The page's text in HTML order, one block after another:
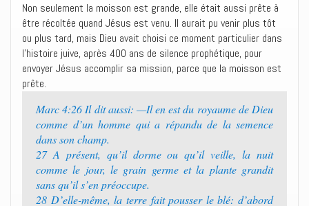
Non seulement la moisson est grande, elle était aussi prête à
être récoltée quand Jésus est venu. Il aurait pu venir plus tôt
ou plus tard, mais Dieu avait choisi ce moment particulier dans
l’histoire juive, après 400 ans de silence prophétique, pour
envoyer Jésus accomplir sa mission, parce que la moisson est
prête.
Marc 4:26 Il dit aussi: —Il en est du royaume de Dieu
comme d’un homme qui a répandu de la semence
dans son champ.
27 A présent, qu’il dorme ou qu’il veille, la nuit
comme le jour, le grain germe et la plante grandit
sans qu’il s’en préoccupe.
28 D’elle-même, la terre fait pousser le blé: d’abord